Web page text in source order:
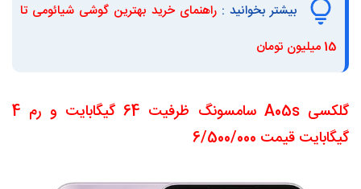
بیشتر بخوانید :راهنمای خرید بهترین گوشی شیائومی تا
15 میلیون تومان
گلکسی A05s سامسونگ ظرفیت 64 گیگابایت و رم 4
گیگابایت قیمت 6/500/000